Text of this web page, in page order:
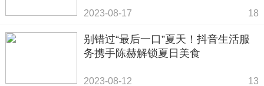
2023-08-17 18
别错过“最后一口”夏天！抖音生活服
务携手陈赫解锁夏日美食
2023-08-12 13